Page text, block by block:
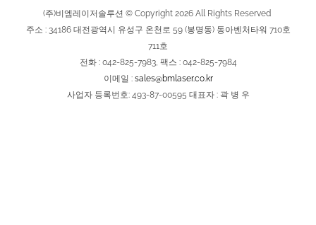
(주)비엠레이저솔루션 © Copyright 2026 All Rights Reserved
주소 : 34186 대전광역시 유성구 온천로 59 (봉명동) 동아벤처타워 710호
711호
전화 : 042-825-7983, 팩스 : 042-825-7984
이메일 : sales@bmlaser.co.kr
사업자 등록번호: 493-87-00595 대표자 : 곽 병 우